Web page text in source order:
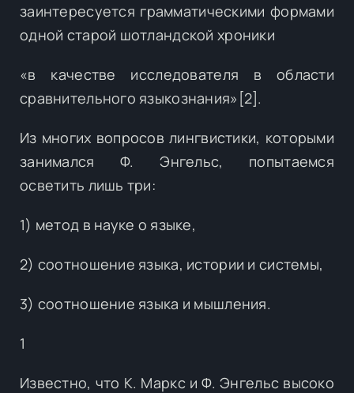
заинтересуется грамматическими формами
одной старой шотландской хроники
«в качестве исследователя в области
сравнительного языкознания»[2].
Из многих вопросов лингвистики, которыми
занимался Ф. Энгельс, попытаемся
осветить лишь три:
1) метод в науке о языке,
2) соотношение языка, истории и системы,
3) соотношение языка и мышления.
1
Известно, что К. Маркс и Ф. Энгельс высоко